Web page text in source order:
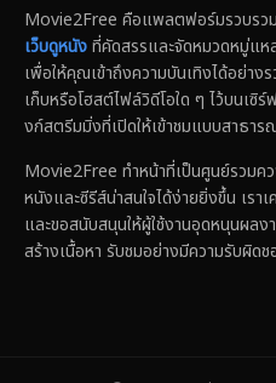
Movie2Free คือแพลตฟอร์มรวบร
เว็บดูหนังที่คัดสรรและจัดหมวดหมู่แห
เพื่อให้คุณเข้าถึงความบันเทิงได้อย่าง
เก็บหรือโฮสต์ไฟล์วิดีโอใด ๆ ไว้บนเซิ
งก์สตรีมมิ่งที่เปิดให้เข้าชมแบบสาธาร
Movie2Free ทำหน้าที่เป็นศูนย์รวม
หนังและซีรีส์น่าสนใจได้ง่ายยิ่งขึ้น เร
และขอสนับสนุนให้ผู้ใช้งานอุดหนุนผล
สร้างเนื้อหา รับชมอย่างมีความรับผิดช